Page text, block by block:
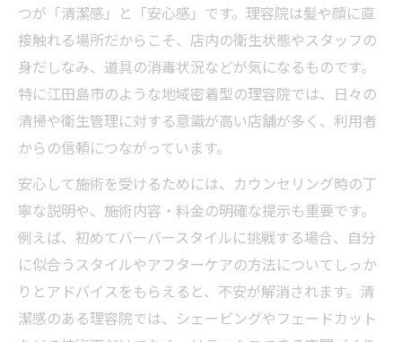
理容院ならではのシェービングの心地よさ
スタイル維持に理容院が欠かせない理由
理容院が叶える自分らしいスタイル探し
理容院で自分に似合うスタイルを発見
理容院のカウンセリング活用のコツ
理容院の技術で個性あるバーバースタイル
理容院で長く通える安心感を得る方法
清潔感アップに最適な理容院の特徴
理容院が提案する清潔感あふれるカット
理容院の頭皮ケアやシェービングの魅力
つが「清潔感」と「安心感」です。理容院は髪や顔に直
接触れる場所だからこそ、店内の衛生状態やスタッフの
身だしなみ、道具の消毒状況などが気になるものです。
特に江田島市のような地域密着型の理容院では、日々の
清掃や衛生管理に対する意識が高い店舗が多く、利用者
からの信頼につながっています。
安心して施術を受けるためには、カウンセリング時の丁
寧な説明や、施術内容・料金の明確な提示も重要です。
例えば、初めてバーバースタイルに挑戦する場合、自分
に似合うスタイルやアフターケアの方法についてしっか
りとアドバイスをもらえると、不安が解消されます。清
潔感のある理容院では、シェービングやフェードカット